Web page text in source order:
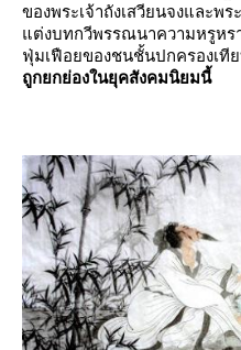
ของพระเจ้าถังเสวียนจงและพ
ต่งบทกวีพรรณนาความหรูหร
ฟุ่มเฟือยของชนชั้นปกครองเที
ถูกยกย่องในยุคสังคมนิยมนี้